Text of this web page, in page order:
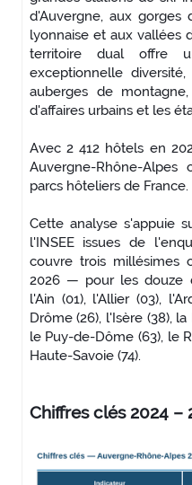
d'Auvergne, aux gorges
lyonnaise et aux vallées
territoire dual offre
exceptionnelle
auberges de
d'affaires urbains et les
Avec 2 412 hôtels en
Auvergne-Rhône-
parcs hôteliers de France.
Cette analyse s'appuie
l'INSEE issues de
couvre trois millésimes
2026 — pour les douze
l'Ain (01), l'Allier (03),
Drôme (26), l'Isère (38),
le Puy-de-Dôme (63), le
Haute-Savoie (74).
Chiffres clés 2024 –